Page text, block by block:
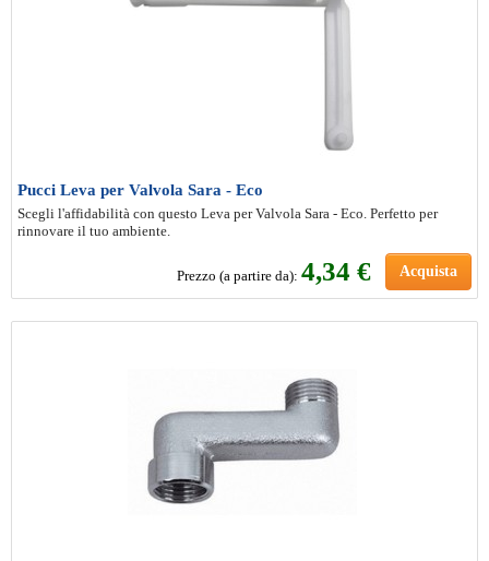
Pucci Leva per Valvola Sara - Eco
Scegli l'affidabilità con questo Leva per Valvola Sara - Eco. Perfetto per
rinnovare il tuo ambiente.
Prezzo (a partire da): 4,34 € Acquista